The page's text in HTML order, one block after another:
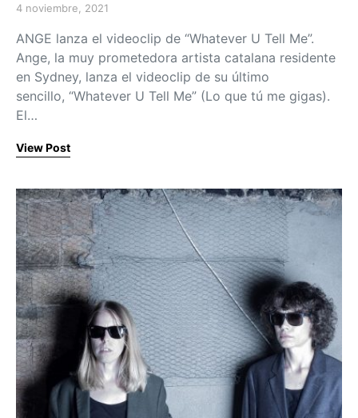
Posted on
4 noviembre, 2021
ANGE lanza el videoclip de “Whatever U Tell Me”.
Ange, la muy prometedora artista catalana residente
en Sydney, lanza el videoclip de su último
sencillo, “Whatever U Tell Me” (Lo que tú me gigas).
El…
View Post